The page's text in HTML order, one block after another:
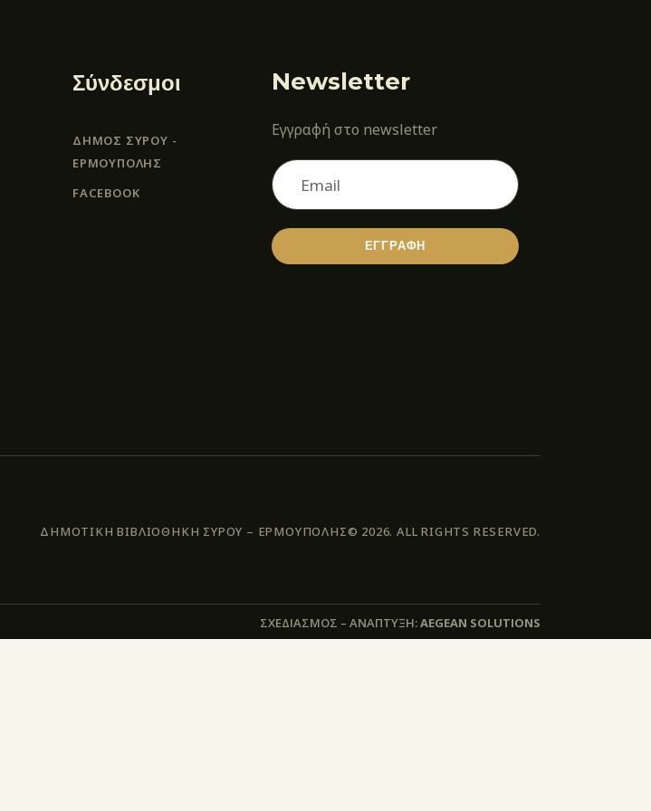
Σύνδεσμοι
ΔΗΜΟΣ ΣΥΡΟΥ -
ΕΡΜΟΎΠΟΛΗΣ
FACEBOOK
Newsletter
Εγγραφή στο newsletter
ΕΓΓΡΑΦΗ
ΔΗΜΟΤΙΚΗ ΒΙΒΛΙΟΘΗΚΗ ΣΥΡΟΥ – ΕΡΜΟΥΠΟΛΗΣ© 2026. ALL RIGHTS RESERVED.
ΣΧΕΔΙΑΣΜΟΣ – ΑΝΑΠΤΥΞΗ:AEGEAN SOLUTIONS